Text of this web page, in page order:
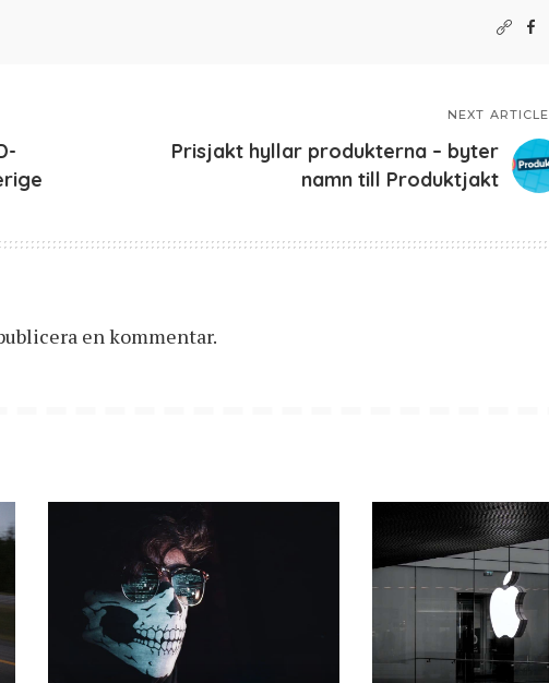
NEXT ARTICLE
Prisjakt hyllar produkterna – byter
namn till Produktjakt
en kommentar.